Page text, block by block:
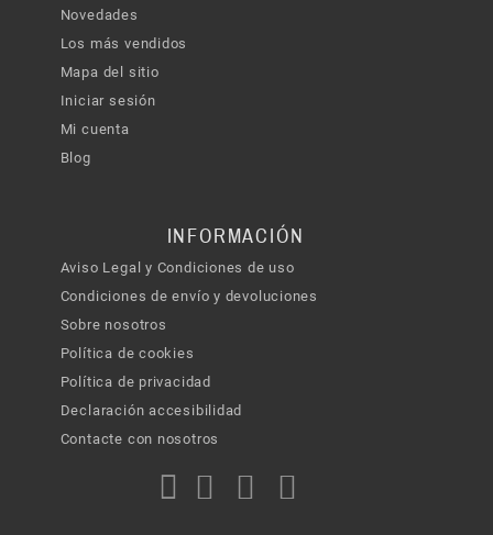
Novedades
Los más vendidos
Mapa del sitio
Iniciar sesión
Mi cuenta
Blog
INFORMACIÓN
Aviso Legal y Condiciones de uso
Condiciones de envío y devoluciones
Sobre nosotros
Política de cookies
Política de privacidad
Declaración accesibilidad
Contacte con nosotros